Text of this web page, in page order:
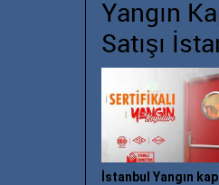
Yangın
Satışı
İstanbul Yangın